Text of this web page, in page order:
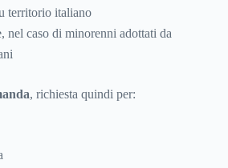
territorio italiano
nel caso di minorenni adottati da
, richiesta quindi per: